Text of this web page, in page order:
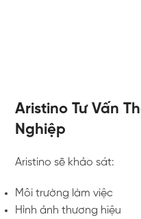
Aristino Tư Vấn
Nghiệp
Aristino sẽ khảo sát:
Môi trường làm việc
Hình ảnh thương hiệu